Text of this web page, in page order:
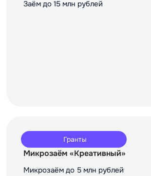
Заём до 15 млн рублей
Гранты
Микрозаём «Креативный»
Микрозаём до 5 млн рублей